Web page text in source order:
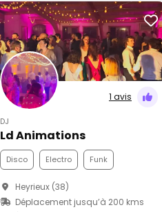
1 avis
DJ
Ld Animations
Disco Electro Funk
Heyrieux (38)
Déplacement jusqu’à 200 kms